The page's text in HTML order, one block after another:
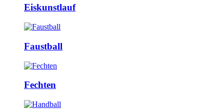
Eiskunstlauf
Faustball
Fechten